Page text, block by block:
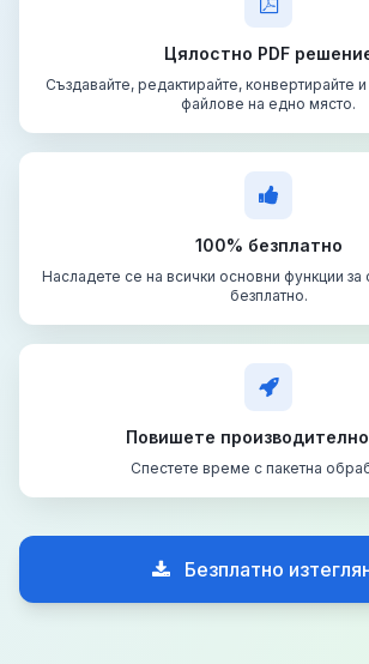
Цялостно PDF
Създавайте, редактирайте, конвертирайте и
файлове на едно място.
100% безплатно
Насладете се на всички основни функции за
безплатно.
Повишете
Спестете време с пакетна
Безплатно